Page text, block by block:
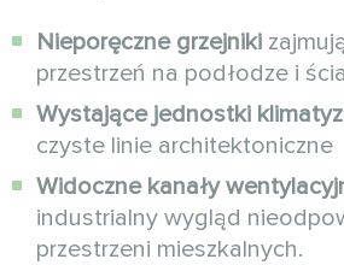
Nieporęczne grzejniki
przestrzeń na podłodze i
Wystające jednostki
czyste linie architektoniczne
Widoczne kanały
industrialny wygląd
przestrzeni mieszkalnych.